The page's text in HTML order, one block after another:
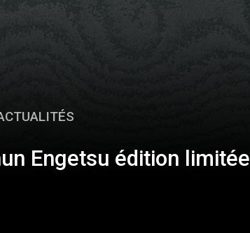
Engetsu édition limitée